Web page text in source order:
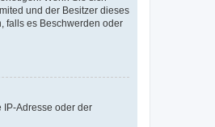
und der Besitzer dieses
falls es Beschwerden oder
IP-Adresse oder der